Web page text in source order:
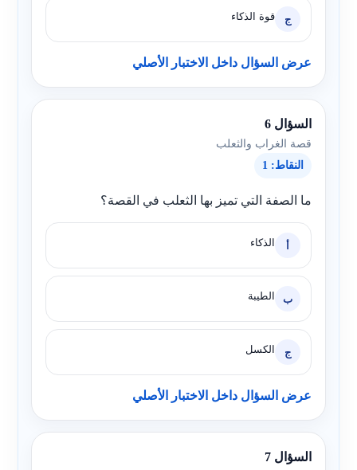
ج قوة الذكاء
عرض السؤال داخل الاختبار الأصلي
السؤال 6
قصة الغراب والثعلب
النقاط: 1
ما الصفة التي تميز بها الثعلب في القصة؟
أ الذكاء
ب الطيبة
ج الكسل
عرض السؤال داخل الاختبار الأصلي
السؤال 7